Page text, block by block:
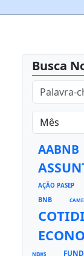
Busca
AABNB
AÇÃO PASEP
BNB
NEWS